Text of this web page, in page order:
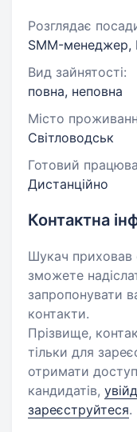
Розглядає
SMM-менеджер,
Вид зайнятості:
повна, неповна
Місто
Світловодськ
Готовий
Дистанційно
Контактна
Шукач приховав
зможете
запропонувати
контакти.
Прізвище,
тільки для
отримати
кандидатів,
зареєструйтеся.